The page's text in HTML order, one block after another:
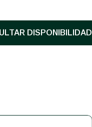
DISPONIBILIDAD